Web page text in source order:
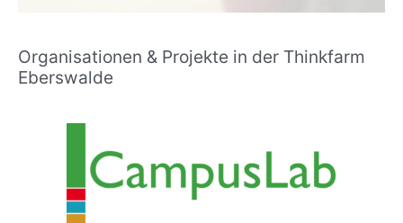
Organisationen & Projekte in der Thinkfarm
Eberswalde